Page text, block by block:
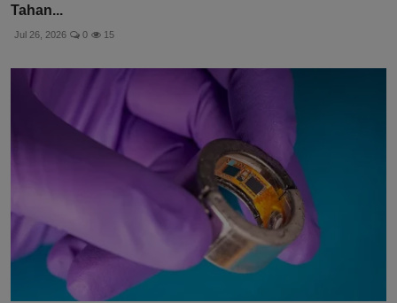
Tahan...
Jul 26, 2026 0 15